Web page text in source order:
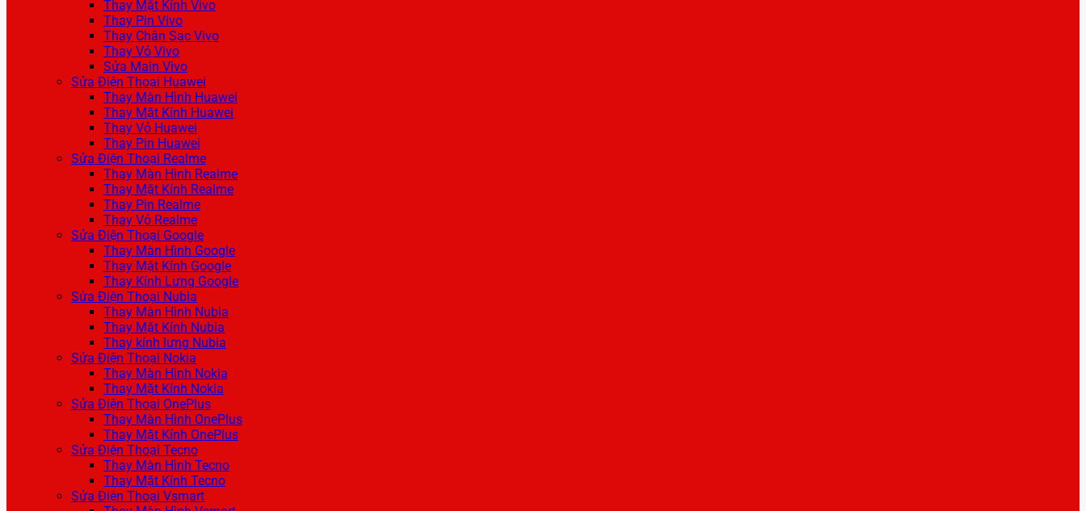
Thay Mặt Kính Vivo
Thay Pin Vivo
Thay Chân Sạc Vivo
Thay Vỏ Vivo
Sửa Main Vivo
Sửa Điện Thoại Huawei
Thay Màn Hình Huawei
Thay Mặt Kính Huawei
Thay Vỏ Huawei
Thay Pin Huawei
Sửa Điện Thoại Realme
Thay Màn Hình Realme
Thay Mặt Kính Realme
Thay Pin Realme
Thay Vỏ Realme
Sửa Điện Thoại Google
Thay Màn Hình Google
Thay Mặt Kính Google
Thay Kính Lưng Google
Sửa Điện Thoại Nubia
Thay Màn Hình Nubia
Thay Mặt Kính Nubia
Thay kính lưng Nubia
Sửa Điện Thoại Nokia
Thay Màn Hình Nokia
Thay Mặt Kính Nokia
Sửa Điện Thoại OnePlus
Thay Màn Hình OnePlus
Thay Mặt Kính OnePlus
Sửa Điện Thoại Tecno
Thay Màn Hình Tecno
Thay Mặt Kính Tecno
Sửa Điện Thoại Vsmart